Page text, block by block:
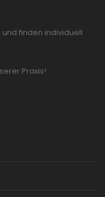
und finden individuell
Praxis!